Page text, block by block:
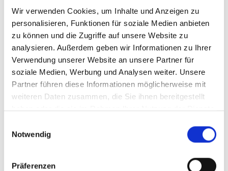
Wir verwenden Cookies, um Inhalte und Anzeigen zu
personalisieren, Funktionen für soziale Medien anbieten
zu können und die Zugriffe auf unsere Website zu
analysieren. Außerdem geben wir Informationen zu Ihrer
Verwendung unserer Website an unsere Partner für
soziale Medien, Werbung und Analysen weiter. Unsere
Partner führen diese Informationen möglicherweise mit
weiteren Daten zusammen, die Sie ihnen bereitgestellt
haben oder die sie im Rahmen Ihrer Nutzung der Dienste
Notwendig
Präferenzen
dem Regensburger Dom, dass auch in den nächsten „50,
750 und 1000 Jahren noch viele Menschen den Weg durch
die geöffneten Domtüren finden und in der Kathedrale ihre
Sorgen, Nöte und Gebete vor Gott tragen und im Gebet Heil
und Trost finden. Abschließend dankte Bischof Voderholzer
allen Anwesenden für ihr Kommen und bat die Patrone des
Regensburger Doms, die Gottesmutter Maria und den
heiligen Petrus, um ihre Fürsprache.
Zünftiges Sommerfest im